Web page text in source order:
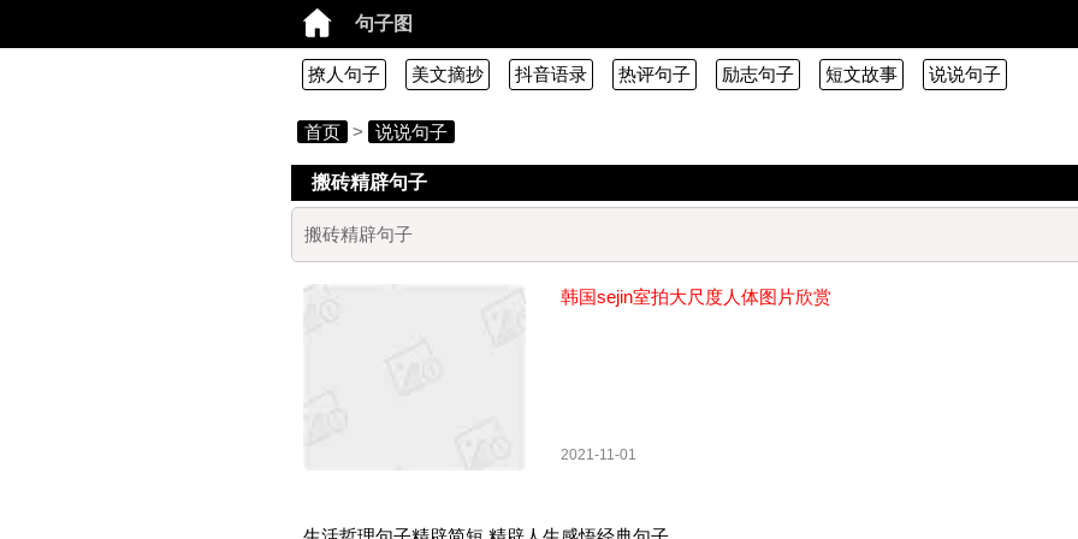
句子图
撩人句子 美文摘抄 抖音语录 热评句子 励志句子 短文故事 说说句子
首页 > 说说句子
搬砖精辟句子
搬砖精辟句子
韩国sejin室拍大尺度人体图片欣赏
2021-11-01